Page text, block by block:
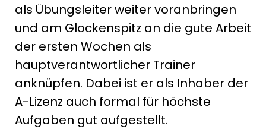
als Übungsleiter weiter voranbringen
und am Glockenspitz an die gute Arbeit
der ersten Wochen als
hauptverantwortlicher Trainer
anknüpfen. Dabei ist er als Inhaber der
A-Lizenz auch formal für höchste
Aufgaben gut aufgestellt.